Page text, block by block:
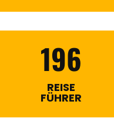
196
REISE
FÜHRER